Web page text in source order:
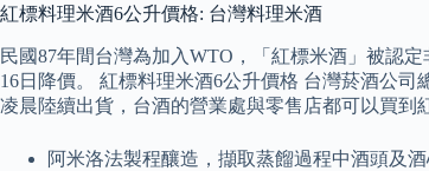
紅標料理米酒6公升價格: 台灣料理米酒
民國87年間台灣為加入WTO，「紅標米酒」被認
16日降價。 紅標料理米酒6公升價格 台灣菸酒公
凌晨陸續出貨，台酒的營業處與零售店都可以買
阿米洛法製程釀造，擷取蒸餾過程中酒頭及